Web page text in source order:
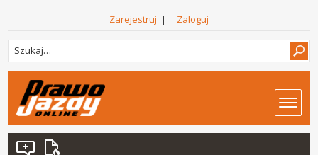
Zarejestruj | Zaloguj